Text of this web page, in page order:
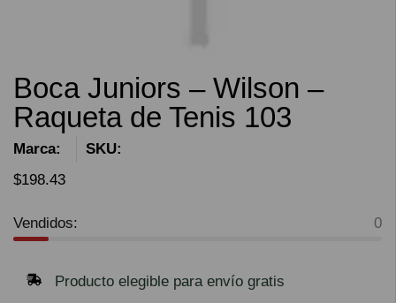
Boca Juniors – Wilson –
Raqueta de Tenis 103
Marca:
SKU:
$198.43
Vendidos: 0
Producto elegible para envío gratis